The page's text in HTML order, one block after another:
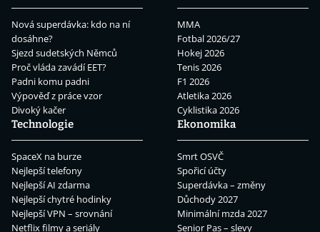
Nová superdávka: kdo na ní
dosáhne?
Sjezd sudetských Němců
Proč vláda zavádí EET?
Padni komu padni
Výpověď z práce vzor
Divoký kačer
MMA
Fotbal 2026/27
Hokej 2026
Tenis 2026
F1 2026
Atletika 2026
Cyklistika 2026
Technologie
SpaceX na burze
Nejlepší telefony
Nejlepší AI zdarma
Nejlepší chytré hodinky
Nejlepší VPN – srovnání
Netflix filmy a seriály
Ekonomika
Smrt OSVČ
Spořicí účty
Superdávka – změny
Důchody 2027
Minimální mzda 2027
Senior Pas – slevy